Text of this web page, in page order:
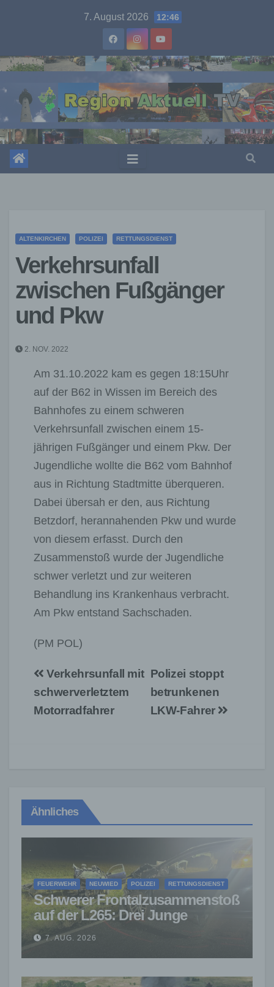
7. August 2026 12:46
ALTENKIRCHEN POLIZEI RETTUNGSDIENST
Verkehrsunfall
zwischen Fußgänger
und Pkw
2. NOV. 2022
Am 31.10.2022 kam es gegen 18:15Uhr
auf der B62 in Wissen im Bereich des
Bahnhofes zu einem schweren
Verkehrsunfall zwischen einem 15-
jährigen Fußgänger und einem Pkw. Der
Jugendliche wollte die B62 vom Bahnhof
aus in Richtung Stadtmitte überqueren.
Dabei übersah er den, aus Richtung
Betzdorf, herannahenden Pkw und wurde
von diesem erfasst. Durch den
Zusammenstoß wurde der Jugendliche
schwer verletzt und zur weiteren
Behandlung ins Krankenhaus verbracht.
Am Pkw entstand Sachschaden.
(PM POL)
Beitragsnavigation
Polizei stoppt
betrunkenen
LKW-Fahrer
Verkehrsunfall mit
schwerverletztem
Motorradfahrer
Ähnliches
FEUERWEHR NEUWIED POLIZEI RETTUNGSDIENST
Schwerer Frontalzusammenstoß
auf der L265: Drei Junge
Menschen sterben
7. AUG. 2026